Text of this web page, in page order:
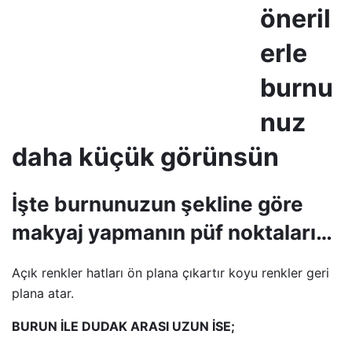
öneril
erle
burnu
nuz
daha küçük görünsün
İşte burnunuzun şekline göre
makyaj yapmanın püf noktaları…
Açık renkler hatları ön plana çıkartır koyu renkler geri
plana atar.
BURUN İLE DUDAK ARASI UZUN İSE;